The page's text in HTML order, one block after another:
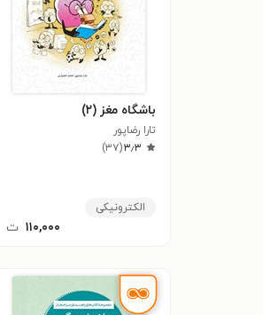
باشگاه مغز (۲)
تارا رضاپور
۳٫۳(۳۷)
الکترونیکی
۱۱۰,۰۰۰ ت